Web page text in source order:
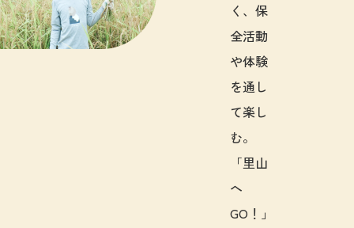
く、保
全活動
や体験
を通し
て楽し
む。
「里山
へ
GO！」